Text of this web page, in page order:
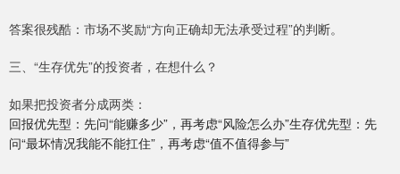
答案很残酷：市场不奖励“方向正确却无法承受过程”的判断。
三、“生存优先”的投资者，在想什么？
如果把投资者分成两类：
回报优先型：先问“能赚多少”，再考虑“风险怎么办”生存优先型：先
问“最坏情况我能不能扛住”，再考虑“值不值得参与”